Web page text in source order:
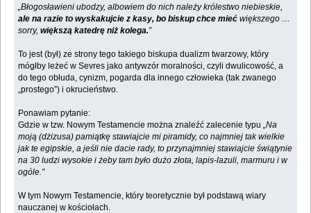
„Błogosławieni ubodzy, albowiem do nich należy królestwo niebieskie,
ale na razie to wyskakujcie z kasy, bo biskup chce mieć większego …
sorry,większą katedrę niż kolega.”
To jest (był) ze strony tego takiego biskupa dualizm twarzowy, który
mógłby leżeć w Sevres jako antywzór moralności, czyli dwulicowość, a
do tego obłuda, cynizm, pogarda dla innego człowieka (tak zwanego
„prostego”) i okrucieństwo.
Ponawiam pytanie:
Gdzie w tzw. Nowym Testamencie można znaleźć zalecenie typu„Na
moją (dżizusa) pamiątkę stawiajcie mi piramidy, co najmniej tak wielkie
jak te egipskie, a jeśli nie dacie rady, to przynajmniej stawiajcie świątynie
na 30 ludzi wysokie i żeby tam było dużo złota, lapis-lazuli, marmuru i w
ogóle.”
W tym Nowym Testamencie, który teoretycznie był podstawą wiary
nauczanej w kościołach.